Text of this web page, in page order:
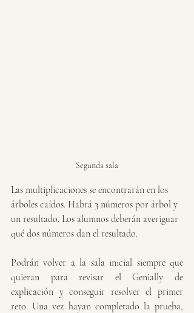
Segunda sala
Las multiplicaciones se encontrarán en los
árboles caídos. Habrá 3 números por árbol y
un resultado. Los alumnos deberán averiguar
qué dos números dan el resultado.
Podrán volver a la sala inicial siempre que
quieran para revisar el Genially de
explicación y conseguir resolver el primer
reto. Una vez hayan completado la prueba,